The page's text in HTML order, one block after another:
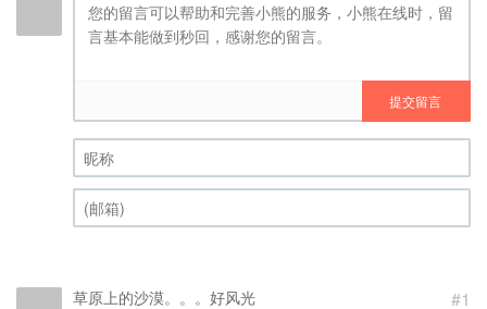
提交留言
昵称 (必填)
#1
草原上的沙漠。。。好风光